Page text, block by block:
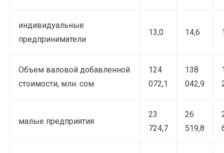
индивидуальные
предприниматели
13,0 14,6
Объем валовой добавленной
стоимости, млн. сом
124
072,1
138
042,9
малые предприятия
23
724,7
26
519,8